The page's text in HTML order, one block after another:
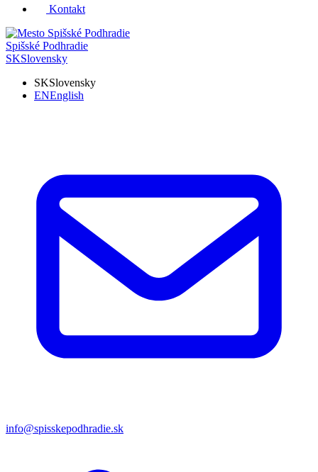
Kontakt
Spišské Podhradie
SKSlovensky
SKSlovensky
ENEnglish
info@spisskepodhradie.sk